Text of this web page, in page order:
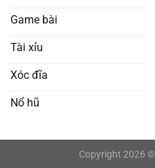
Game bài
Tài xỉu
Xóc đĩa
Nổ hũ
Copyright 2026 ©